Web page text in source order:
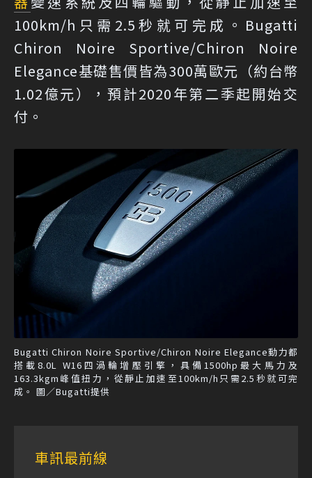
100km/h只需2.5秒就可完成。Bugatti
Chiron Noire Sportive/Chiron Noire
Elegance基礎售價皆為300萬歐元（約台幣
1.02億元），預計2020年第二季起開始交
付。
Bugatti Chiron Noire Sportive/Chiron Noire Elegance動力都
搭載8.0L W16四渦輪增壓引擎，具備1500hp最大馬力及
163.3kgm峰值扭力，從靜止加速至100km/h只需2.5秒就可完
成。 圖／Bugatti提供
車訊最前線